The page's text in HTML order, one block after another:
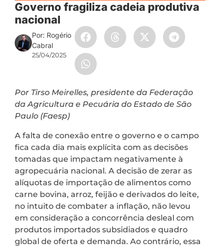
Governo fragiliza cadeia produtiva
nacional
Por: Rogério
Cabral
25/04/2025
Por Tirso Meirelles, presidente da Federação
da Agricultura e Pecuária do Estado de São
Paulo (Faesp)
A falta de conexão entre o governo e o campo
fica cada dia mais explícita com as decisões
tomadas que impactam negativamente à
agropecuária nacional. A decisão de zerar as
alíquotas de importação de alimentos como
carne bovina, arroz, feijão e derivados do leite,
no intuito de combater a inflação, não levou
em consideração a concorrência desleal com
produtos importados subsidiados e quadro
global de oferta e demanda. Ao contrário, essa